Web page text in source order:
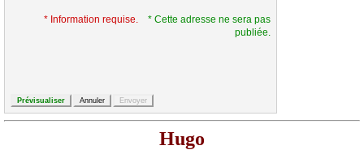
* Information requise.
* Cette adresse ne sera pas
publiée.
Hugo